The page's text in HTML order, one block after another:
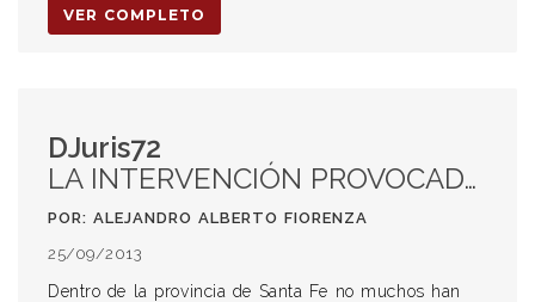
VER COMPLETO
DJuris72
LA INTERVENCIÓN PROVOCADA DE TERCEROS EN EL PROCESO CIVIL SANTAFESINO
POR: ALEJANDRO ALBERTO FIORENZA
25/09/2013
Dentro de la provincia de Santa Fe no muchos han